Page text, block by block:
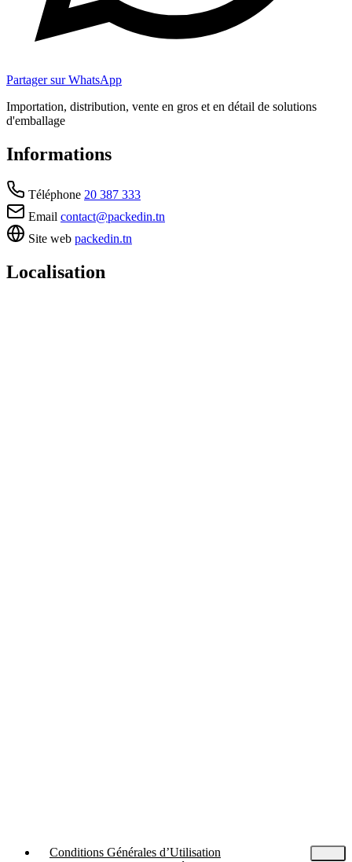
Partager sur WhatsApp
Importation, distribution, vente en gros et en détail de solutions
d'emballage
Informations
Téléphone 20 387 333
Email contact@packedin.tn
Site web packedin.tn
Localisation
Conditions Générales d’Utilisation